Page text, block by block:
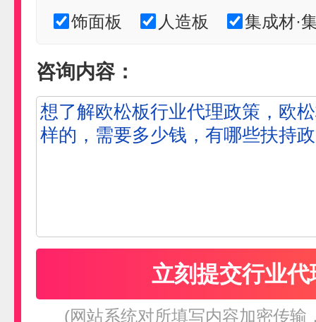
饰面板
人造板 集成材·
咨询内容：
(网站系统对所填写内容加密传输